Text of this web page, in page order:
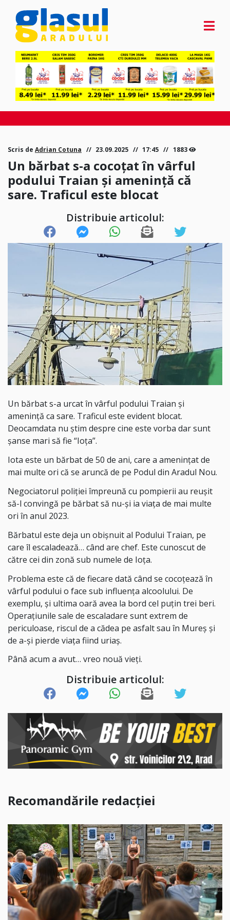
Scris de Adrian Cotuna 23.09.2025 17:45 1883
Un bărbat s-a cocoțat în vârful
podului Traian și amenință că
sare. Traficul este blocat
Distribuie articolul:
Un bărbat s-a urcat în vârful podului Traian și
amenință ca sare. Traficul este evident blocat.
Deocamdata nu știm despre cine este vorba dar sunt
șanse mari să fie “Ioța”.
Iota este un bărbat de 50 de ani, care a amenințat de
mai multe ori că se aruncă de pe Podul din Aradul Nou.
Negociatorul poliției împreună cu pompierii au reușit
să-l convingă pe bărbat să nu-și ia viața de mai multe
ori în anul 2023.
Bărbatul este deja un obișnuit al Podului Traian, pe
care îl escaladează… când are chef. Este cunoscut de
către cei din zonă sub numele de Ioța.
Problema este că de fiecare dată când se cocoțează în
vârful podului o face sub influența alcoolului. De
exemplu, și ultima oară avea la bord cel puțin trei beri.
Operațiunile sale de escaladare sunt extrem de
periculoase, riscul de a cădea pe asfalt sau în Mureș și
de a-și pierde viața fiind uriaș.
Până acum a avut… vreo nouă vieți.
Distribuie articolul:
Recomandările redacției